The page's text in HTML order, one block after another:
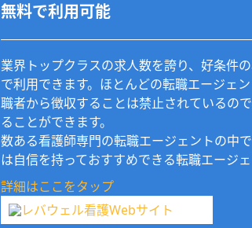
無料で利用可能
業界トップクラスの求人数を誇り、好条件
で利用できます。ほとんどの転職エージェ
職者から徴収することは禁止されているの
ることができます。
数ある看護師専門の転職エージェントの中
は自信を持っておすすめできる転職エージェ
詳細はここをタップ